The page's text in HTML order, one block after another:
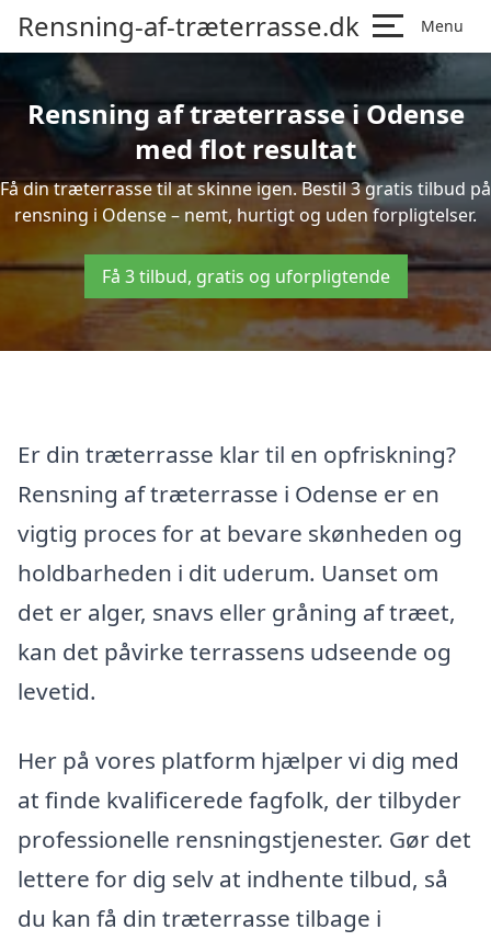
Rensning-af-træterrasse.dk Menu
Rensning af træterrasse i Odense
med flot resultat
Få din træterrasse til at skinne igen. Bestil 3 gratis tilbud på
rensning i Odense – nemt, hurtigt og uden forpligtelser.
Få 3 tilbud, gratis og uforpligtende
Er din træterrasse klar til en opfriskning?
Rensning af træterrasse i Odense er en
vigtig proces for at bevare skønheden og
holdbarheden i dit uderum. Uanset om
det er alger, snavs eller gråning af træet,
kan det påvirke terrassens udseende og
levetid.
Her på vores platform hjælper vi dig med
at finde kvalificerede fagfolk, der tilbyder
professionelle rensningstjenester. Gør det
lettere for dig selv at indhente tilbud, så
du kan få din træterrasse tilbage i